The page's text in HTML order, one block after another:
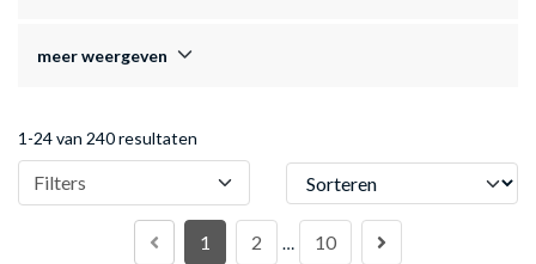
meer weergeven
1-24 van 240 resultaten
Filters Sorteren
1 2 … 10